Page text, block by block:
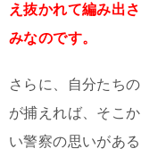
え抜かれて編み出
みなのです。
さらに、自分たち
が捕えれば、そこ
い警察の思いがあ